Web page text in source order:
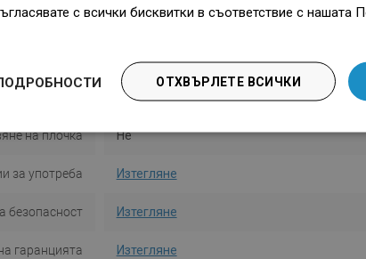
Цвят Черен
Маскировка
M01
на плочка Не
за употреба Изтегляне
безопасност Изтегляне
гаранцията Изтегляне
с всички бисквитки в съответствие с нашата
ОТХВЪРЛЕТЕ ВСИЧКИ